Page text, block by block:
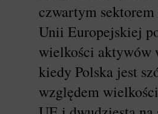
czwartym
Unii Europejskiej
wielkości aktywów
kiedy Polska jest
względem